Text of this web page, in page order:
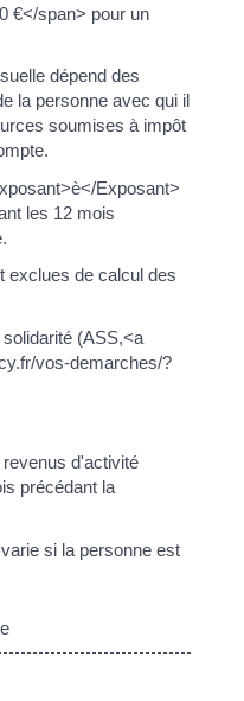
€</span> pour un
dépend des
la personne avec qui il
soumises à impôt
Exposant>
les 12 mois
exclues de calcul des
(ASS,<a
vos-demarches/?
d'activité
précédant la
si la personne est